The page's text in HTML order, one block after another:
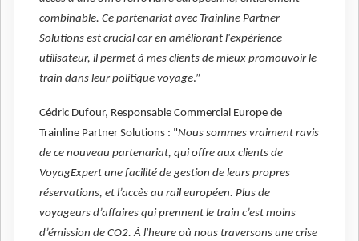
combinable. Ce partenariat avec Trainline Partner
Solutions est crucial car en améliorant l'expérience
utilisateur, il permet à mes clients de mieux promouvoir le
train dans leur politique voyage.”
Cédric Dufour, Responsable Commercial Europe de
Trainline Partner Solutions : "Nous sommes vraiment ravis
de ce nouveau partenariat, qui offre aux clients de
VoyagExpert une facilité de gestion de leurs propres
réservations, et l’accès au rail européen. Plus de
voyageurs d’affaires qui prennent le train c’est moins
d’émission de CO2. À l'heure où nous traversons une crise